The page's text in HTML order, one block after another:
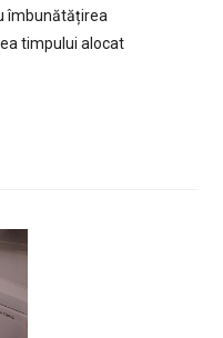
îmbunătățirea
timpului alocat